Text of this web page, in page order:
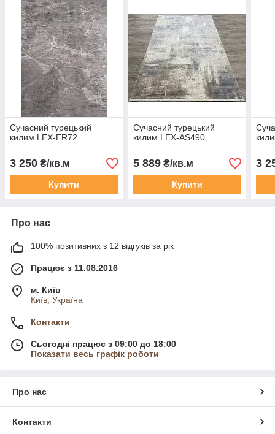
Сучасний турецький
килим LEX-ER72
3 250 ₴/кв.м
Купити
Сучасний турецький
килим LEX-AS490
5 889₴/кв.м
Купити
3
Про нас
100% позитивних з 12 відгуків за рік
Працює з 11.08.2016
м. Київ
Київ, Україна
Контакти
Сьогодні працює з 09:00 до 18:00
Показати весь графік роботи
Про нас
Контакти